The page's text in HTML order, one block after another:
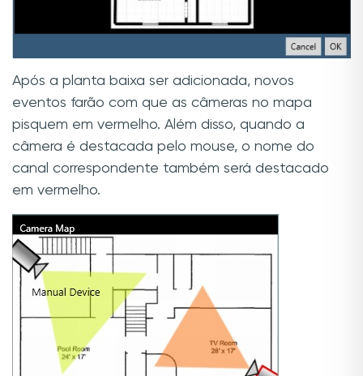
Após a planta baixa ser adicionada, novos
eventos farão com que as câmeras no mapa
pisquem em vermelho. Além disso, quando a
câmera é destacada pelo mouse, o nome do
canal correspondente também será destacado
em vermelho.